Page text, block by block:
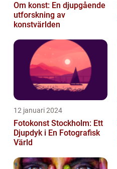
Om konst: En djupgående
utforskning av
konstvärlden
12 januari 2024
Fotokonst Stockholm: Ett
Djupdyk i En Fotografisk
Värld